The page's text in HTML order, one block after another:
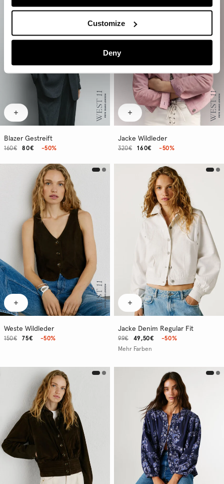
Customize
Deny
Blazer Gestreift
80€
160€ -50%
Jacke Wildleder
160€
320€ -50%
Weste Wildleder
75€
150€ -50%
Jacke Denim Regular Fit
49,50€
99€
-50%
Mehr Farben